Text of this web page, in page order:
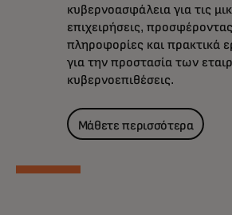
κυβερνοασφάλεια για τις
επιχειρήσεις, προσφέροντας
πληροφορίες και πρακτικά
για την προστασία των
κυβερνοεπιθέσεις.
Μάθετε περισσότερα